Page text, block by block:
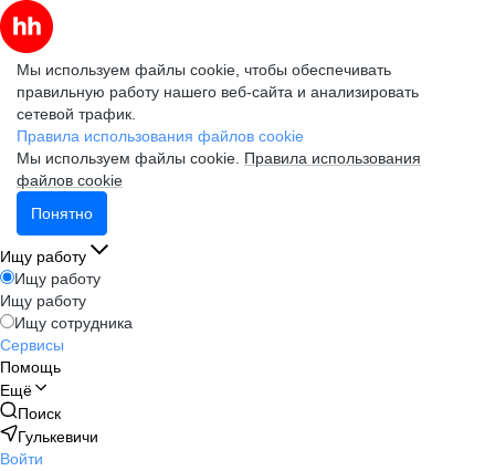
Мы используем файлы cookie, чтобы обеспечивать
правильную работу нашего веб-сайта и анализировать
сетевой трафик.
Правила использования файлов cookie
Мы используем файлы cookie. Правила использования
файлов cookie
Понятно
Ищу работу
Ищу работу
Ищу работу
Ищу сотрудника
Сервисы
Помощь
Ещё
Поиск
Гулькевичи
Войти